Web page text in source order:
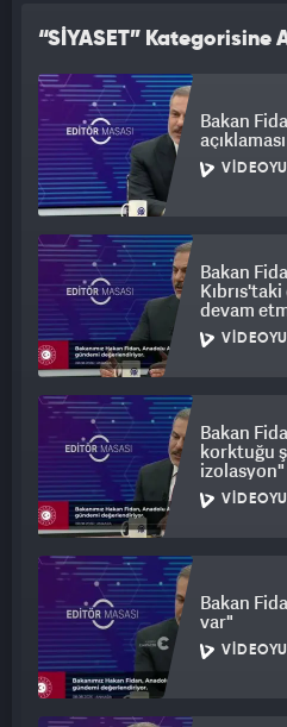
“SİYASET”
Bakan
açıklaması
Bakan
devam
Bakan
korktuğu
izolasyon"
Bakan
var"